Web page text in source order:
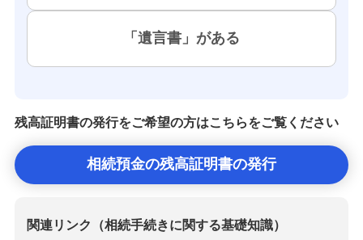
「遺言書」がある
残高証明書の発行をご希望の方はこちらをご覧ください
相続預金の残高証明書の発行
関連リンク（相続手続きに関する基礎知識）